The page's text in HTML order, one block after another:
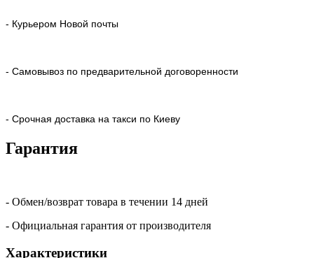
- Курьером Новой почты
- Самовывоз по предварительной договоренности
- Срочная доставка на такси по Киеву
Гарантия
- Обмен/возврат товара в течении 14 дней
- Официальная гарантия от производителя
Характеристики